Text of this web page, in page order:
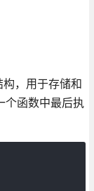
，用于存储和
个函数中最后执